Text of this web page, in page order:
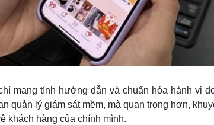
mang tính hướng dẫn và chuẩn hóa hành vi
quản lý giám sát mềm, mà quan trọng hơn,
khách hàng của chính mình.